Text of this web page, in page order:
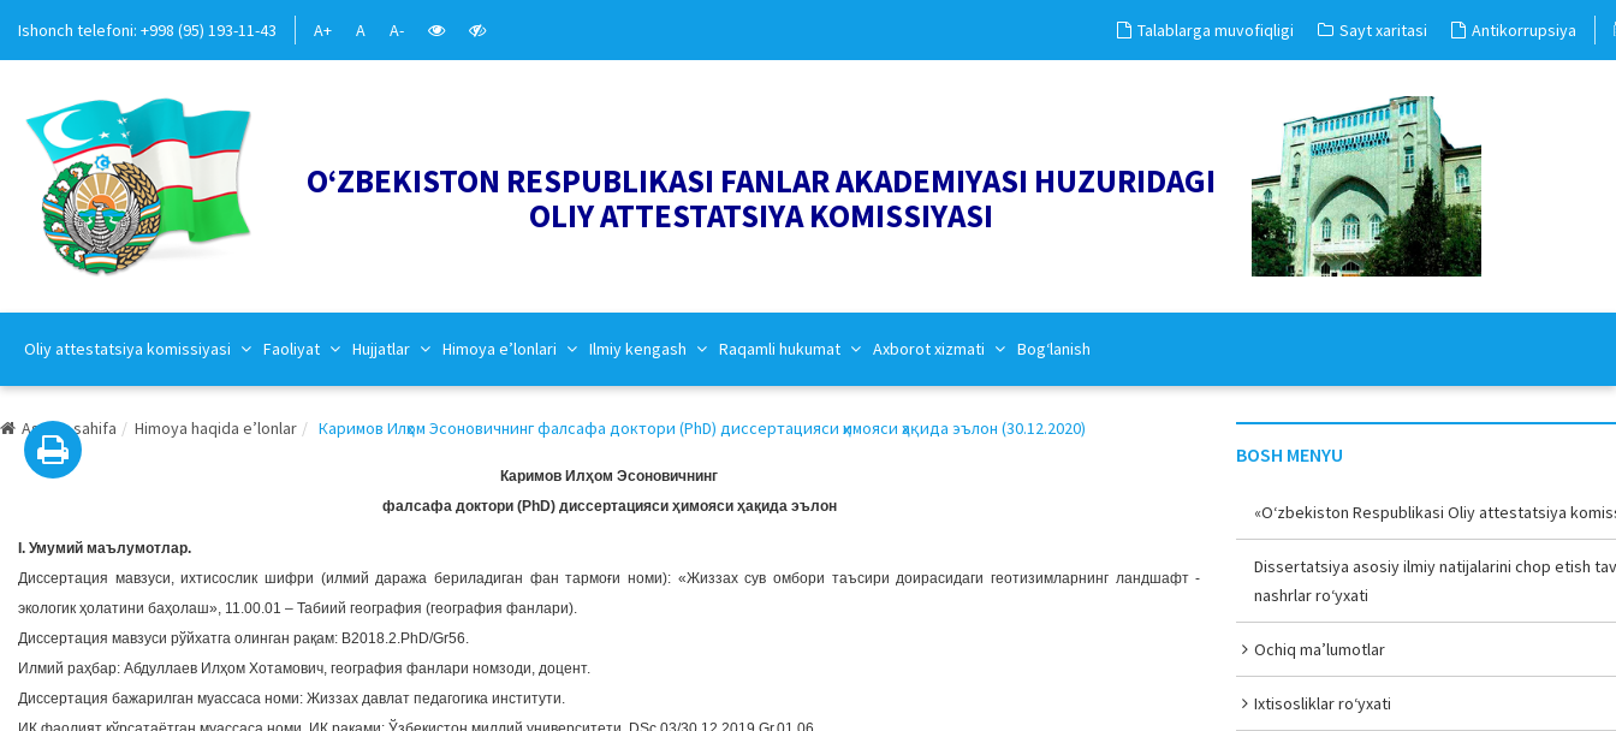
Ishonch telefoni: +998 (95) 193-11-43 A+ A A- Talablarga muvofiqligi Sayt xaritasi Antikorrupsiya
O‘ZBEKISTON RESPUBLIKASI FANLAR AKADEMIYASI HUZURIDAGI
OLIY ATTESTATSIYA KOMISSIYASI
Oliy attestatsiya komissiyasi Faoliyat Hujjatlar Himoya e’lonlari Ilmiy kengash Raqamli hukumat Axborot xizmati Bog‘lanish
Asosiy sahifa Himoya haqida e’lonlar Каримов Илҳом Эсоновичнинг фалсафа доктори (PhD) диссертацияси ҳимояси ҳақида эълон (30.12.2020)
Каримов Илҳом Эсоновичнинг
фалсафа доктори (PhD) диссертацияси ҳимояси ҳақида эълон
I. Умумий маълумотлар.
Диссертация мавзуси, ихтисослик шифри (илмий даража бериладиган фан тармоғи номи): «Жиззах сув омбори таъсири доирасидаги геотизимларнинг ландшафт -
экологик ҳолатини баҳолаш», 11.00.01 – Табиий география (география фанлари).
Диссертация мавзуси рўйхатга олинган рақам: В2018.2.PhD/Gr56.
Илмий раҳбар: Абдуллаев Илҳом Хотамович, география фанлари номзоди, доцент.
Диссертация бажарилган муассаса номи: Жиззах давлат педагогика институти.
BOSH MENYU
«O‘zbekiston Respublikasi Oliy attestatsiya
Dissertatsiya asosiy ilmiy natijalarini chop etish
nashrlar ro‘yxati
Ochiq ma’lumotlar
Ixtisosliklar ro‘yxati